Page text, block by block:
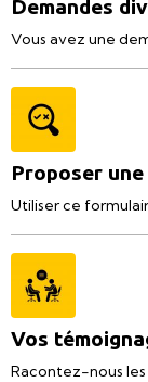
Demandes
Vous avez une
Proposer
Utiliser ce
Vos
Racontez-nous